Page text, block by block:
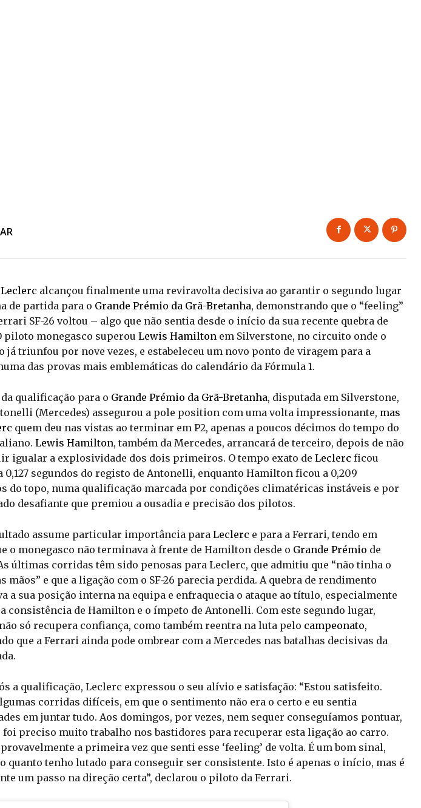
alcançou finalmente uma reviravolta decisiva ao garantir o segundo lugar
de partida para o Grande Prémio da Grã-Bretanha, demonstrando que o “feeling”
SF-26 voltou – algo que não sentia desde o início da sua recente quebra de
piloto monegasco superou Lewis Hamilton em Silverstone, no circuito onde o
já triunfou por nove vezes, e estabeleceu um novo ponto de viragem para a
das provas mais emblemáticas do calendário da Fórmula 1.
qualificação para o Grande Prémio da Grã-Bretanha, disputada em Silverstone,
(Mercedes) assegurou a pole position com uma volta impressionante, mas
quem deu nas vistas ao terminar em P2, apenas a poucos décimos do tempo do
Lewis Hamilton, também da Mercedes, arrancará de terceiro, depois de não
igualar a explosividade dos dois primeiros. O tempo exato de Leclerc ficou
0,127 segundos do registo de Antonelli, enquanto Hamilton ficou a 0,209
do topo, numa qualificação marcada por condições climatéricas instáveis e por
desafiante que premiou a ousadia e precisão dos pilotos.
assume particular importância para Leclerc e para a Ferrari, tendo em
o monegasco não terminava à frente de Hamilton desde o Grande Prémio de
últimas corridas têm sido penosas para Leclerc, que admitiu que “não tinha o
mãos” e que a ligação com o SF-26 parecia perdida. A quebra de rendimento
a sua posição interna na equipa e enfraquecia o ataque ao título, especialmente
consistência de Hamilton e o ímpeto de Antonelli. Com este segundo lugar,
só recupera confiança, como também reentra na luta pelo campeonato,
que a Ferrari ainda pode ombrear com a Mercedes nas batalhas decisivas da
a qualificação, Leclerc expressou o seu alívio e satisfação: “Estou satisfeito.
corridas difíceis, em que o sentimento não era o certo e eu sentia
em juntar tudo. Aos domingos, por vezes, nem sequer conseguíamos pontuar,
preciso muito trabalho nos bastidores para recuperar esta ligação ao carro.
a primeira vez que senti esse ‘feeling’ de volta. É um bom sinal,
quanto tenho lutado para conseguir ser consistente. Isto é apenas o início, mas é
um passo na direção certa”, declarou o piloto da Ferrari.